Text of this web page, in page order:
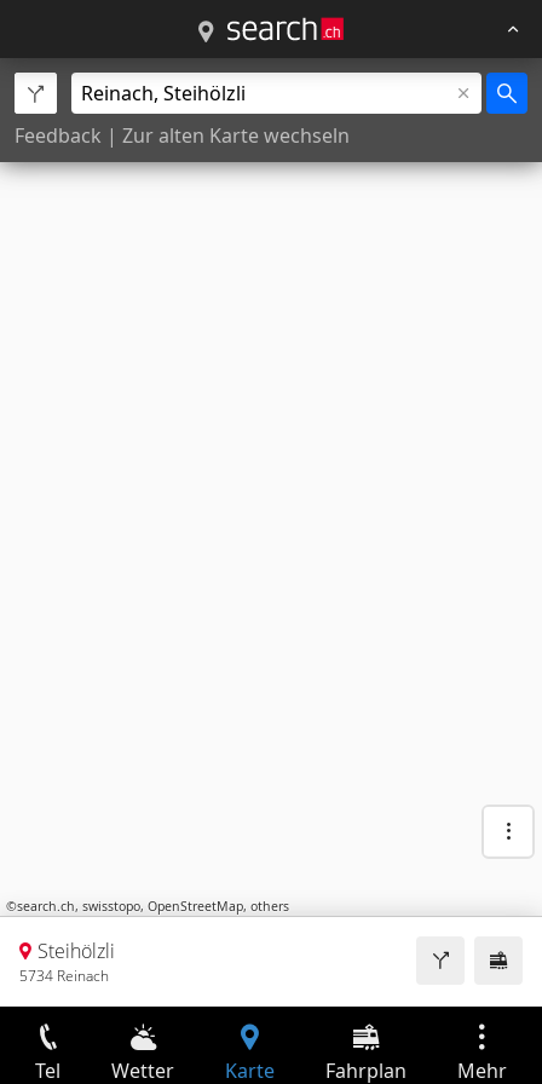
Feedback | Zur alten Karte wechseln
©search.ch, swisstopo, OpenStreetMap, others
Steihölzli
5734 Reinach
Tel Wetter Karte Fahrplan Mehr